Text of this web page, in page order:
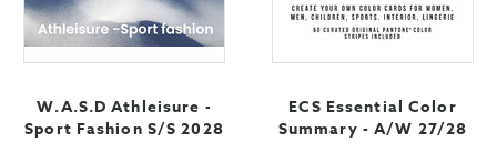
W.A.S.D Athleisure -
Sport Fashion S/S 2028
ECS Essential Color
Summary - A/W 27/28